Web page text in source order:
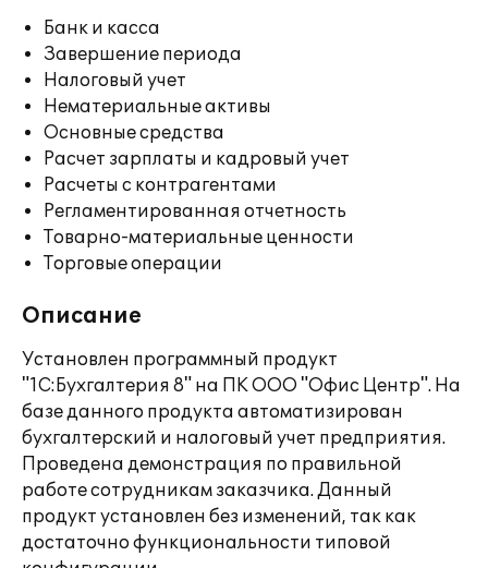
Банк и касса
Завершение периода
Налоговый учет
Нематериальные активы
Основные средства
Расчет зарплаты и кадровый учет
Расчеты с контрагентами
Регламентированная отчетность
Товарно-материальные ценности
Торговые операции
Описание
Установлен программный продукт
"1С:Бухгалтерия 8" на ПК ООО "Офис Центр". На
базе данного продукта автоматизирован
бухгалтерский и налоговый учет предприятия.
Проведена демонстрация по правильной
работе сотрудникам заказчика. Данный
продукт установлен без изменений, так как
достаточно функциональности типовой